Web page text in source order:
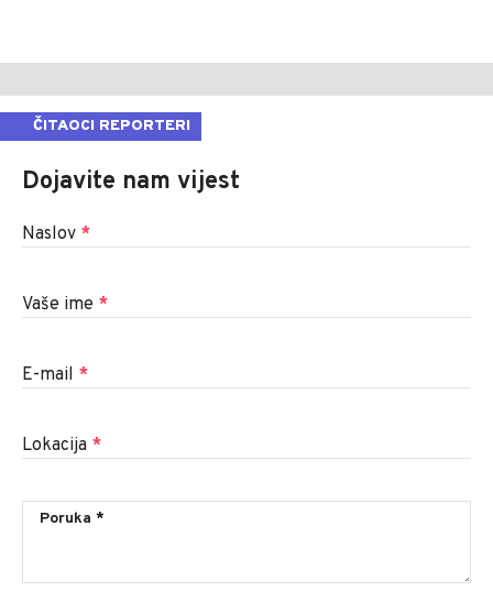
ČITAOCI REPORTERI
Dojavite nam vijest
Naslov *
Vaše ime *
E-mail *
Lokacija *